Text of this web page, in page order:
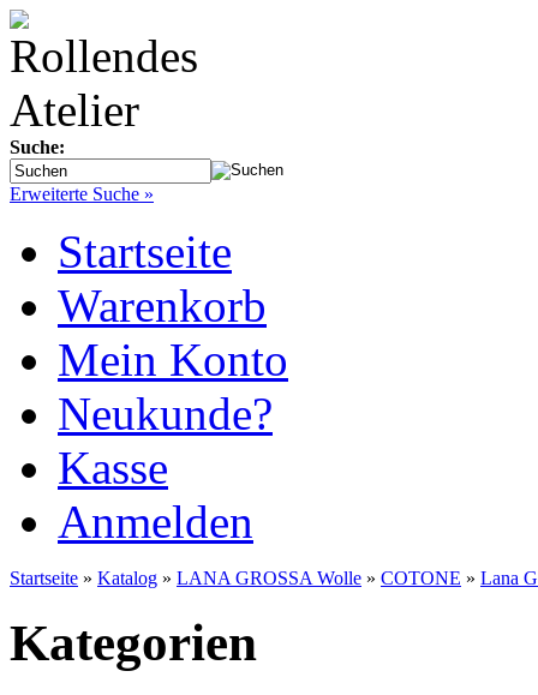
Suche:
Erweiterte Suche »
Startseite
Warenkorb
Mein Konto
Neukunde?
Kasse
Anmelden
Startseite » Katalog » LANA GROSSA Wolle » COTONE » Lana
Kategorien